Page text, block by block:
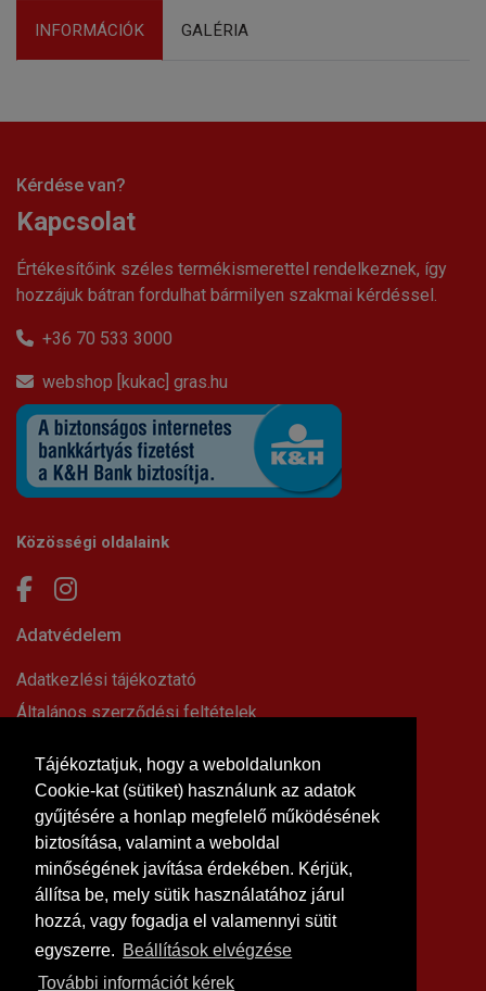
Tájékoztatjuk, hogy a weboldalunkon
Cookie-kat (sütiket) használunk az adatok
gyűjtésére a honlap megfelelő működésének
biztosítása, valamint a weboldal
minőségének javítása érdekében. Kérjük,
állítsa be, mely sütik használatához járul
hozzá, vagy fogadja el valamennyi sütit
egyszerre. Beállítások elvégzése
További információt kérek
INFORMÁCIÓK GALÉRIA
Kérdése van?
Kapcsolat
Értékesítőink széles termékismerettel rendelkeznek, így
hozzájuk bátran fordulhat bármilyen szakmai kérdéssel.
+36 70 533 3000
webshop [kukac] gras.hu
Közösségi oldalaink
Adatvédelem
Adatkezlési tájékoztató
Általános szerződési feltételek
Impresszum
Süti beállítások
Információk
Hírek, cikkek
Kapcsolat
Letölthető dokumentumok
Rólunk